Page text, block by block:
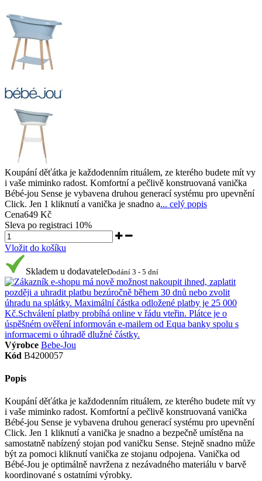
Koupání děťátka je každodenním rituálem, ze kterého budete mít vy
i vaše miminko radost. Komfortní a pečlivě konstruovaná vanička
Bébé-jou Sense je vybavena druhou generací systému pro upevnění
Click. Jen 1 kliknutí a vanička je snadno a... celý popis
Cena649 Kč
Sleva po registraci 10%
Vložit do košíku
Skladem u dodavateleDodání 3 - 5 dní
Výrobce Bebe-Jou
Kód B4200057
Popis
Koupání děťátka je každodenním rituálem, ze kterého budete mít vy
i vaše miminko radost. Komfortní a pečlivě konstruovaná vanička
Bébé-jou Sense je vybavena druhou generací systému pro upevnění
Click. Jen 1 kliknutí a vanička je snadno a bezpečně umístěna na
samostatně nabízený stojan pod vaničku Sense. Stejně snadno může
být za pomoci kliknutí vanička ze stojanu odpojena. Vanička od
Bébé-Jou je optimálně navržena z nezávadného materiálu v barvě
koordinované s ostatními výrobky.